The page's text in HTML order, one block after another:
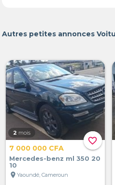
Autres petites annonces
favorite_border
2 mois
7 000 000 CFA
Mercedes-benz ml 350 20
10
location_on Yaoundé, Cameroun